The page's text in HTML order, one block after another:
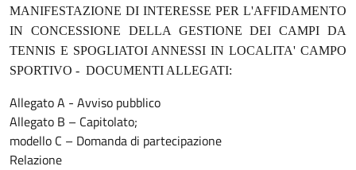
MANIFESTAZIONE DI INTERESSE PER L'AFFIDAMENTO
IN CONCESSIONE DELLA GESTIONE DEI CAMPI DA
TENNIS E SPOGLIATOI ANNESSI IN LOCALITA' CAMPO
SPORTIVO - DOCUMENTI ALLEGATI:
Allegato A - Avviso pubblico
Allegato B – Capitolato;
modello C – Domanda di partecipazione
Relazione